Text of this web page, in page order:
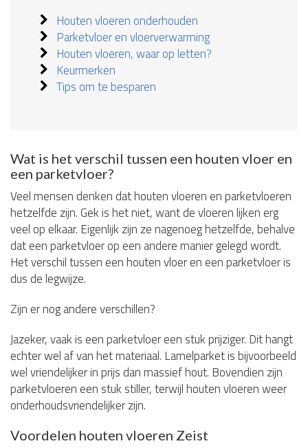
Houten vloeren onderhouden
Parketvloer en vloerverwarming
Houten vloeren, waar op letten?
Keurmerken
Tips om te besparen
Wat is het verschil tussen een houten vloer en
een parketvloer?
Veel mensen denken dat houten vloeren en parketvloeren
hetzelfde zijn. Gek is het niet, want de vloeren lijken erg
veel op elkaar. Eigenlijk zijn ze nagenoeg hetzelfde, behalve
dat een parketvloer op een andere manier gelegd wordt.
Het verschil tussen een houten vloer en een parketvloer is
dus de legwijze.
Zijn er nog andere verschillen?
Jazeker, vaak is een parketvloer een stuk prijziger. Dit hangt
echter wel af van het materiaal. Lamelparket is bijvoorbeeld
wel vriendelijker in prijs dan massief hout. Bovendien zijn
parketvloeren een stuk stiller, terwijl houten vloeren weer
onderhoudsvriendelijker zijn.
Voordelen houten vloeren Zeist